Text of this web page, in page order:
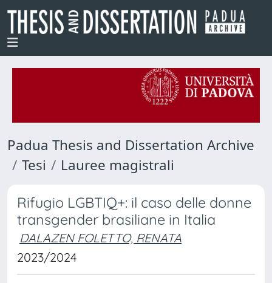
Padua Thesis and Dissertation Archive
Tesi
Lauree magistrali
Rifugio LGBTIQ+: il caso delle donne
transgender brasiliane in Italia
DALAZEN FOLETTO, RENATA
2023/2024